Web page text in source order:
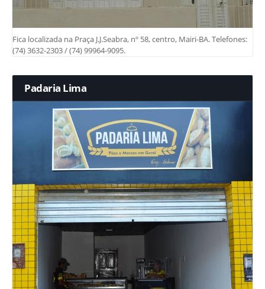
Fica localizada na Praça J.J.Seabra, nº 58, centro, Mairi-BA. Telefones:
(74) 3632-2303 / (74) 99964-9095.
Padaria Lima